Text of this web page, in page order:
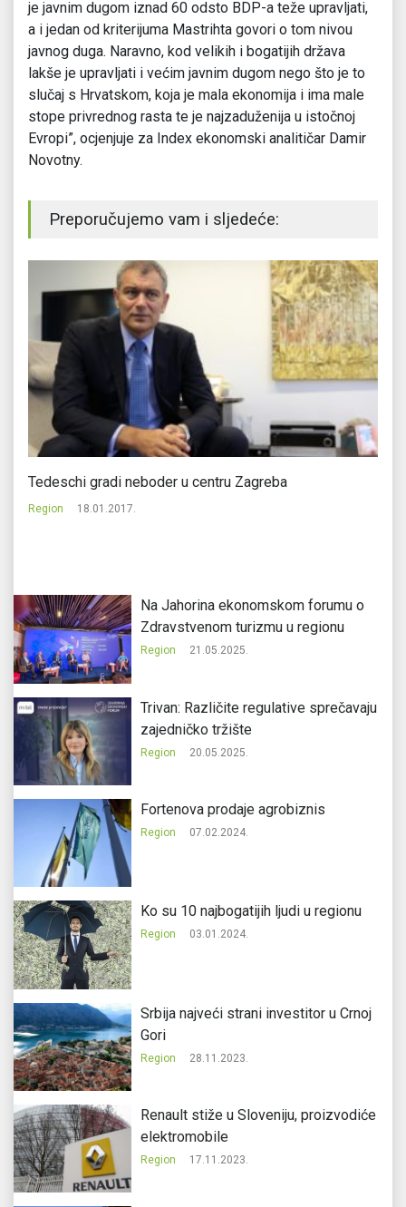
je javnim dugom iznad 60 odsto BDP-a teže upravljati,
a i jedan od kriterijuma Mastrihta govori o tom nivou
javnog duga. Naravno, kod velikih i bogatijih država
lakše je upravljati i većim javnim dugom nego što je to
slučaj s Hrvatskom, koja je mala ekonomija i ima male
stope privrednog rasta te je najzaduženija u istočnoj
Evropi”, ocjenjuje za Index ekonomski analitičar Damir
Novotny.
Preporučujemo vam i sljedeće:
Tedeschi gradi neboder u centru Zagreba
Region 18.01.2017.
Na Jahorina ekonomskom forumu o
Zdravstvenom turizmu u regionu
Region 21.05.2025.
Trivan: Različite regulative sprečavaju
zajedničko tržište
Region 20.05.2025.
Fortenova prodaje agrobiznis
Region 07.02.2024.
Ko su 10 najbogatijih ljudi u regionu
Region 03.01.2024.
Srbija najveći strani investitor u Crnoj
Gori
Region 28.11.2023.
Renault stiže u Sloveniju, proizvodiće
elektromobile
Region 17.11.2023.